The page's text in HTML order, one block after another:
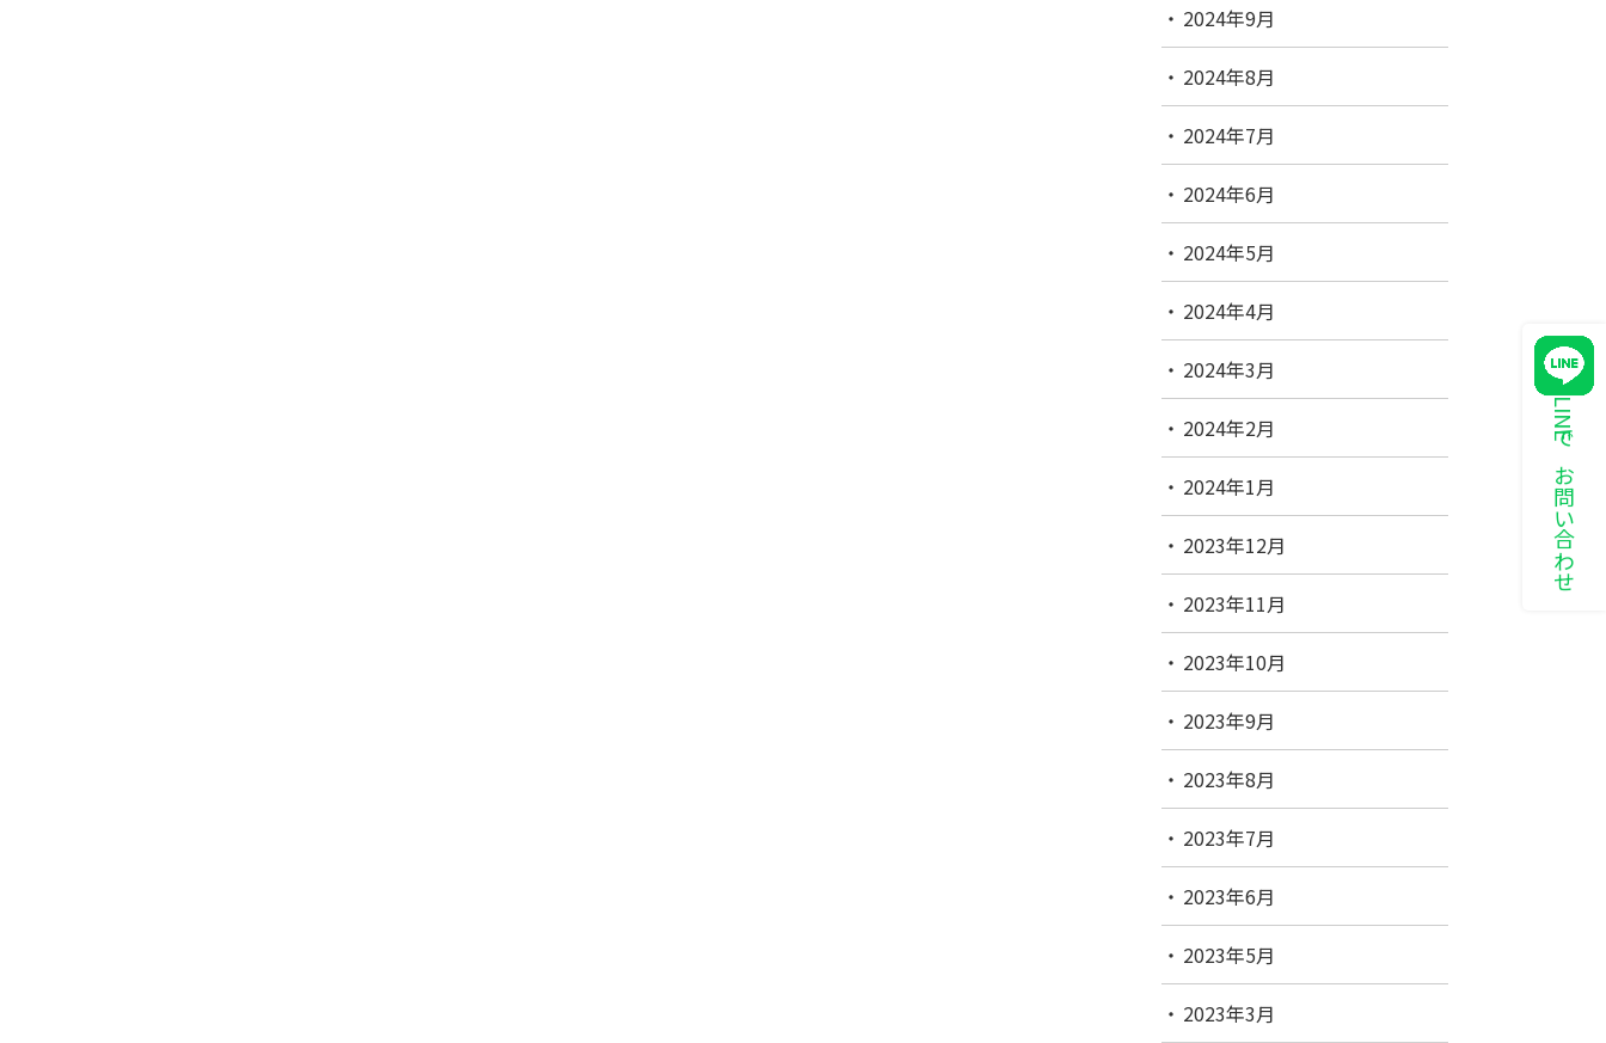
LINEでお問い合わせ
2024年9月
2024年8月
2024年7月
2024年6月
2024年5月
2024年4月
2024年3月
2024年2月
2024年1月
2023年12月
2023年11月
2023年10月
2023年9月
2023年8月
2023年7月
2023年6月
2023年5月
2023年3月